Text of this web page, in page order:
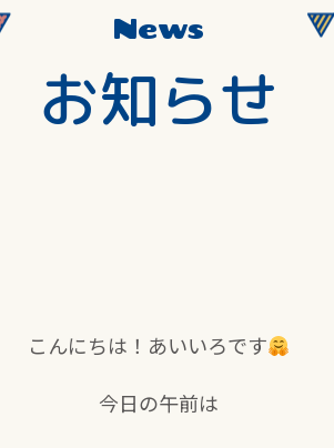
News
お知らせ
こんにちは！あいいろです
今日の午前は